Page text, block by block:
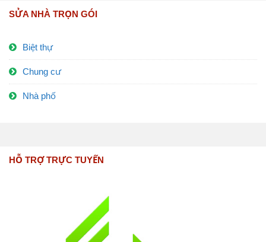
SỬA NHÀ TRỌN GÓI
Biệt thự
Chung cư
Nhà phố
HỖ TRỢ TRỰC TUYẾN